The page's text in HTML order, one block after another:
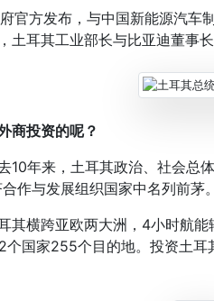
方发布，与中国新能源汽车
土耳其工业部长与比亚迪董事
商投资的呢？
10年来，土耳其政治、社会总
作与发展组织国家中名列前茅
其横跨亚欧两大洲，4小时航
个国家255个目的地。投资土